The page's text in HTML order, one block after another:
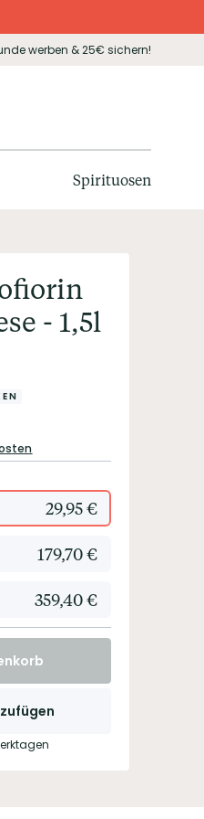
werben & 25€ sichern!
Spirituosen
- 1,5l
29,95€
179,70€
359,40€